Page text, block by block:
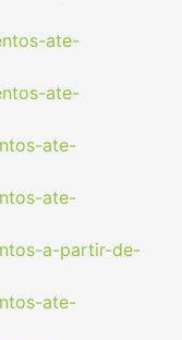
ate-
ate-
ate-
ate-
a-partir-de-
ate-